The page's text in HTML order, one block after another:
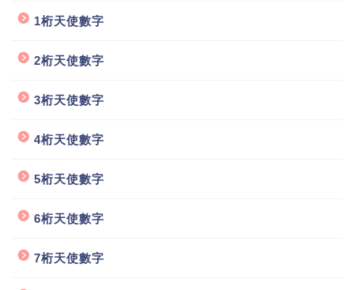
1桁天使數字
2桁天使數字
3桁天使數字
4桁天使數字
5桁天使數字
6桁天使數字
7桁天使數字